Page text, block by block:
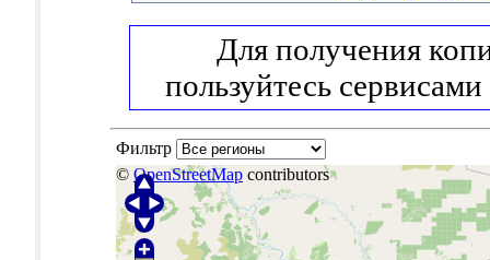
Для получения
пользуйтесь сервисами
Фильтр
© OpenStreetMap contributors